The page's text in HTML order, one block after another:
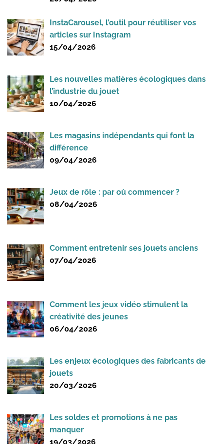
InstaCarousel, l’outil pour réutiliser vos
articles sur Instagram
15/04/2026
Les nouvelles matières écologiques dans
l’industrie du jouet
10/04/2026
Les magasins indépendants qui font la
différence
09/04/2026
Jeux de rôle : par où commencer ?
08/04/2026
Comment entretenir ses jouets anciens
07/04/2026
Comment les jeux vidéo stimulent la
créativité des jeunes
06/04/2026
Les enjeux écologiques des fabricants de
jouets
20/03/2026
Les soldes et promotions à ne pas
manquer
19/03/2026